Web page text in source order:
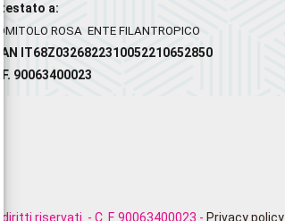
a:
ROSA ENTE FILANTROPICO
IT68Z0326822310052210652850
90063400023
riservati. - C. F. 90063400023 - Privacy policy